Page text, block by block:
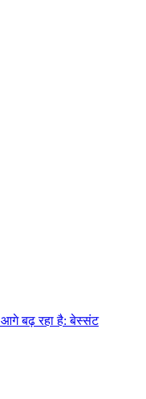
आग बढ रह ह: बससट